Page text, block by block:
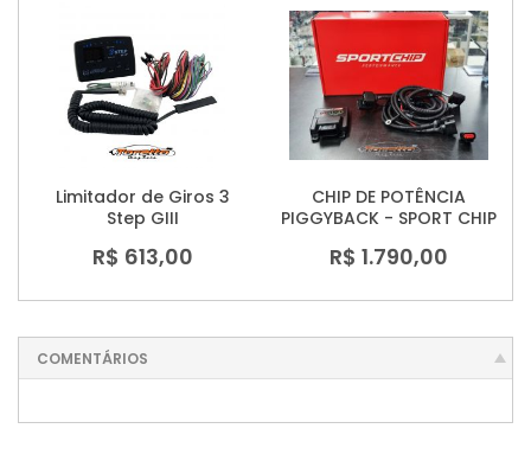
Limitador de Giros 3
Step GIII
R$ 613,00
CHIP DE POTÊNCIA
PIGGYBACK - SPORT CHIP
R$ 1.790,00
COMENTÁRIOS